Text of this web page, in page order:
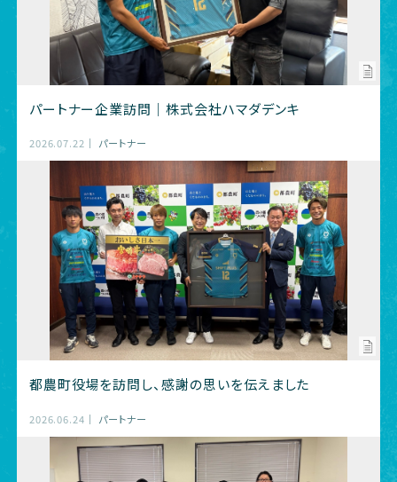
パートナー企業訪問｜株式会社ハマダデンキ
2026.07.22 パートナー
都農町役場を訪問し、感謝の思いを伝えました
2026.06.24 パートナー